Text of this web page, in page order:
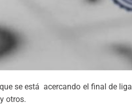
se está acercando el final de
otros.